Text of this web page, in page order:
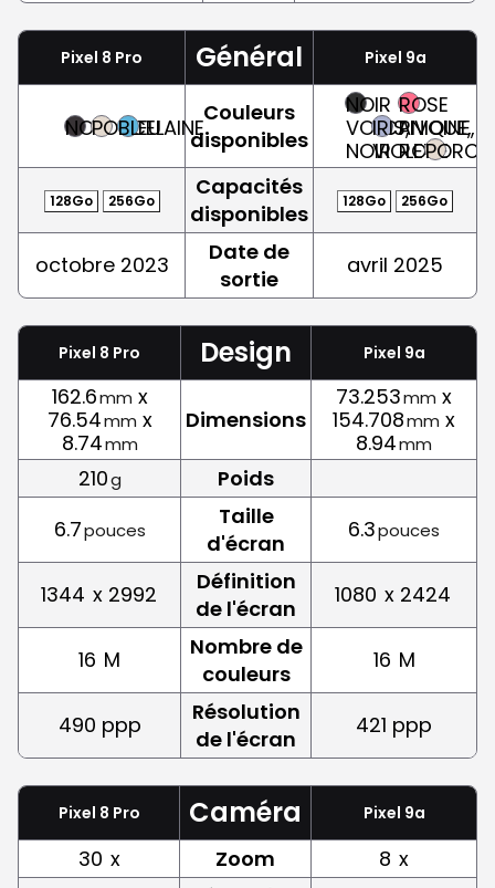
Pixel 8 Pro Général Pixel 9a
NOIRPORCELAINE
BLEU
Couleurs
disponibles
NOIR
VOLCANIQUE,
NOIR
IRIS,
VIOLET
ROSE
PIVOINE,
ROSE
128Go 256Go
Capacités
disponibles
128Go 256Go
octobre 2023
Date de
sortie
avril 2025
Pixel 8 Pro Design Pixel 9a
162.6mm x
76.54mm x
8.74mm
Dimensions
73.253mm x
154.708mm x
8.94mm
210g
Poids
6.7pouces
Taille
d'écran
6.3pouces
1344 x 2992
Définition
de l'écran
1080 x 2424
16 M
Nombre de
couleurs
16 M
490 ppp
Résolution
de l'écran
421 ppp
Pixel 8 Pro Caméra Pixel 9a
30 x Zoom 8 x